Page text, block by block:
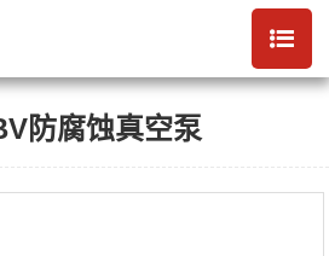
防腐蚀真空泵